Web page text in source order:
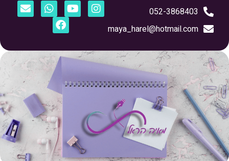
052-3868403
maya_harel@hotmail.com